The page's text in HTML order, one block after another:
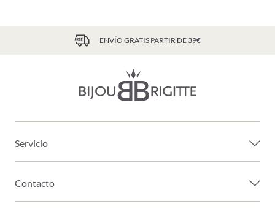
ENVÍO GRATIS PARTIR DE 39€
Servicio
Contacto